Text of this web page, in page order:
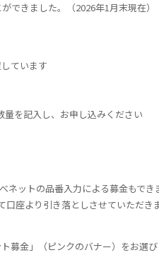
できました。（2026年1月末現在）
ています
を記入し、お申し込みください
ネットの品番入力による募金もでき
座より引き落としさせていただきま
募金」（ピンクのバナー）をお選び